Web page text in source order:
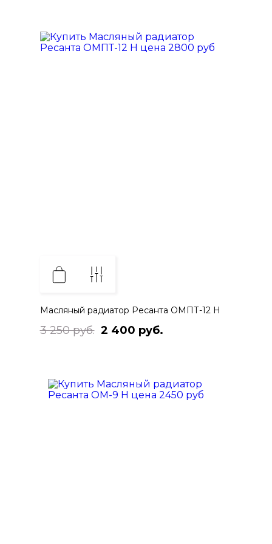
Масляный радиатор Ресанта ОМПТ-12 Н
3 250 руб. 2 400 руб.